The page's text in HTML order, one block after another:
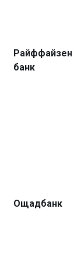
Райффайзен
банк
Ощадбанк